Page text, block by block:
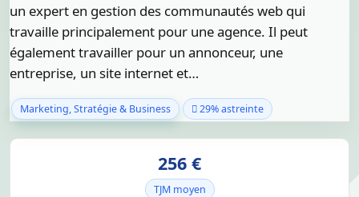
un expert en gestion des communautés web qui
travaille principalement pour une agence. Il peut
également travailler pour un annonceur, une
entreprise, un site internet et…
Marketing, Stratégie & Business 29% astreinte
256 €
TJM moyen